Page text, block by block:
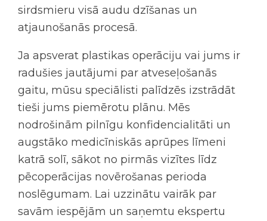
sirdsmieru visā audu dzīšanas un
atjaunošanās procesā.
Ja apsverat plastikas operāciju vai jums ir
radušies jautājumi par atveseļošanās
gaitu, mūsu speciālisti palīdzēs izstrādāt
tieši jums piemērotu plānu. Mēs
nodrošinām pilnīgu konfidencialitāti un
augstāko medicīniskās aprūpes līmeni
katrā solī, sākot no pirmās vizītes līdz
pēcoperācijas novērošanas perioda
noslēgumam. Lai uzzinātu vairāk par
savām iespējām un saņemtu ekspertu